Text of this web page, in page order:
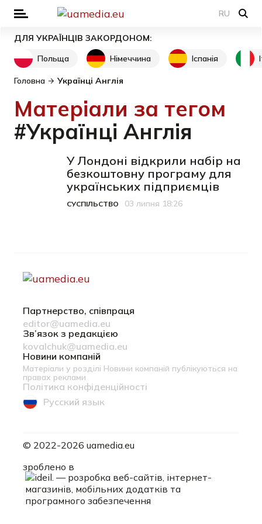
RU
ДЛЯ УКРАЇНЦІВ ЗАКОРДОНОМ:
Польща
Німеччина Іспанія
Головна Українці Англія
Матеріали за тегом
#Українці Англія
У Лондоні відкрили набір на
безкоштовну програму для
українських підприємців
Категорія
СУСПІЛЬСТВО
Дата публікації03 липня 18:26
Партнерство, співпраця
editor@uamedia.eu
Зв’язок з редакцією
kovalchuk@uamedia.eu
Новини компаній
Матеріали у розділі Новини компаній публікуються на
правах реклами
Політика конфіденційності
Русский язык
© 2022-2026 uamedia.eu
зроблено в